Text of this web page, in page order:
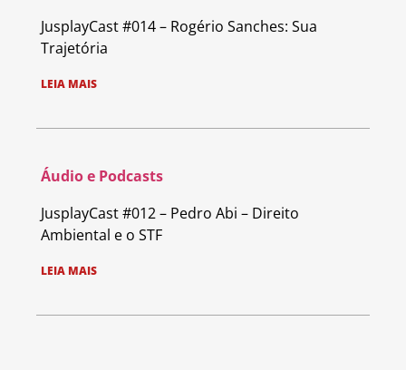
JusplayCast #014 – Rogério Sanches: Sua
Trajetória
LEIA MAIS
Áudio e Podcasts
JusplayCast #012 – Pedro Abi – Direito
Ambiental e o STF
LEIA MAIS